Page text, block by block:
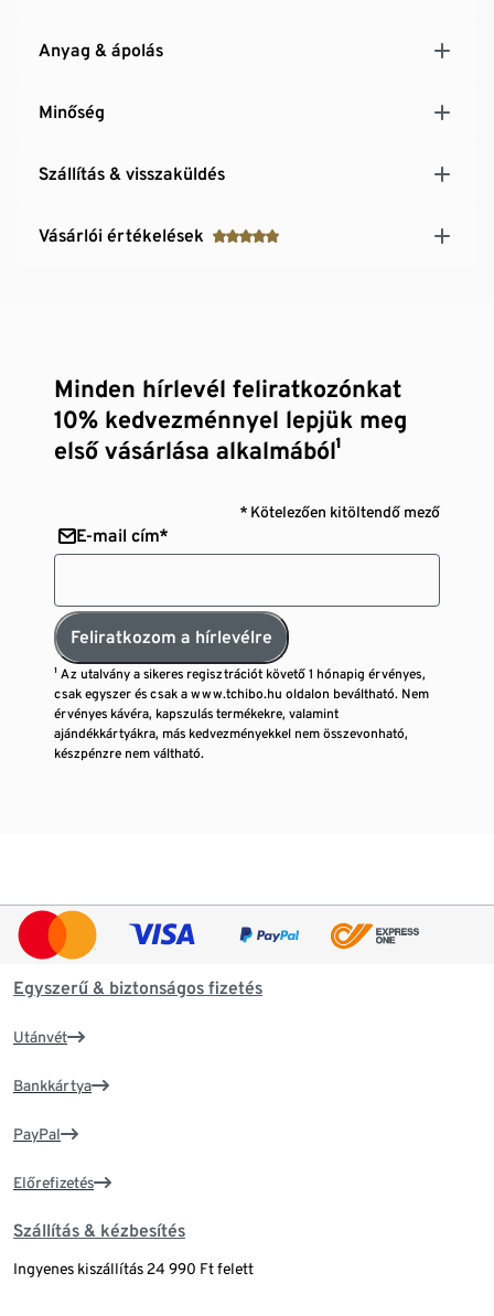
Anyag & ápolás
Minőség
Szállítás & visszaküldés
Vásárlói értékelések
Minden hírlevél feliratkozónkat
10% kedvezménnyel lepjük meg
első vásárlása alkalmából¹
* Kötelezően kitöltendő mező
E-mail cím*
Feliratkozom a hírlevélre
¹ Az utalvány a sikeres regisztrációt követő 1 hónapig érvényes,
csak egyszer és csak a www.tchibo.hu oldalon beváltható. Nem
érvényes kávéra, kapszulás termékekre, valamint
ajándékkártyákra, más kedvezményekkel nem összevonható,
készpénzre nem váltható.
Egyszerű & biztonságos fizetés
Utánvét
Bankkártya
PayPal
Előrefizetés
Szállítás & kézbesítés
Ingyenes kiszállítás 24 990 Ft felett